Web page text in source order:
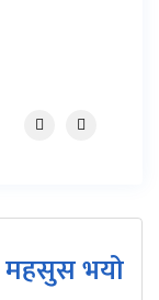
महसुस भयो